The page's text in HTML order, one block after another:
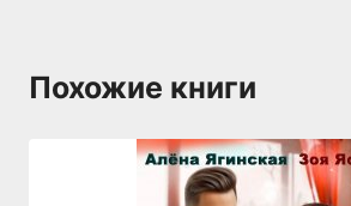
Похожие книги